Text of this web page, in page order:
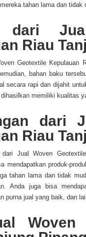
tahan lama dan tidak
dari
Riau
Geotextile Kepulauan
bahan baku
secara rapi dan dijahit
memiliki kualitas
dari
Riau
dari Jual Woven
mendapatkan produk-
tahan lama dan tidak
Anda juga bisa
purna jual yang baik, dan
Woven